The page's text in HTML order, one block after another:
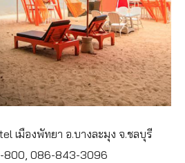
เมืองพัทยา อ.บางละมุง จ.ชลบุรี
800, 086-843-3096